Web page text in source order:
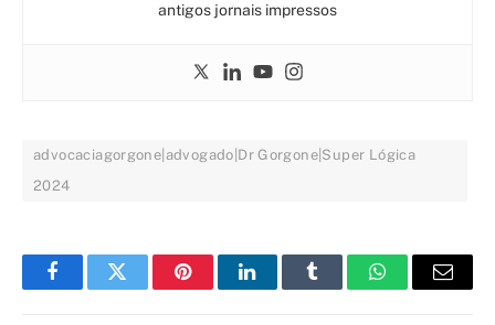
antigos jornais impressos
advocaciagorgone|advogado|Dr Gorgone|Super Lógica
2024
FacebookTwitter PinterestLinkedInTumblr WhatsAppEmail